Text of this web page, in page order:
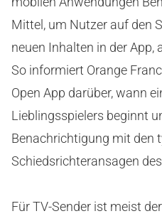
Mittel, um Nutzer auf den
neuen Inhalten in der
So informiert Orange
Open App darüber, wann
Lieblingsspielers beginnt
Benachrichtigung mit den
Schiedsrichteransagen
Für TV-Sender ist meist